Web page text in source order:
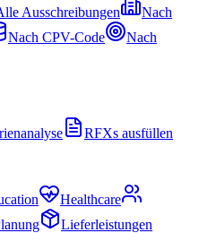
Ausschreibungen
Nach
Nach CPV-Code
Nach
RFXs ausfüllen
Healthcare
Lieferleistungen